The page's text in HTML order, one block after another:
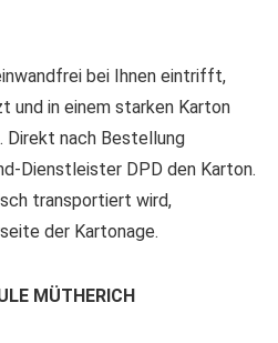
bei Ihnen eintrifft,
und in einem starken Karton
Direkt nach Bestellung
Dienstleister DPD den Karton.
transportiert wird,
der Kartonage.
MÜTHERICH